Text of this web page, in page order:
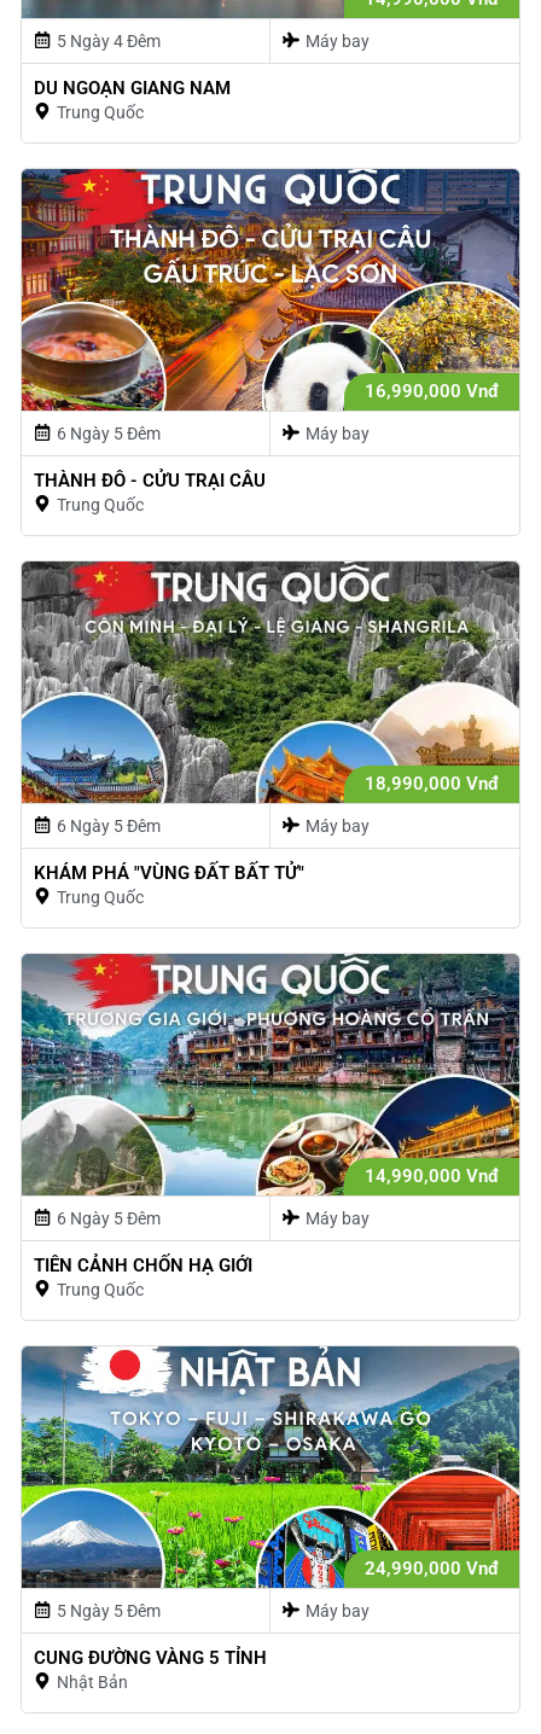
5 Ngày 4 Đêm Máy bay
DU NGOẠN GIANG NAM
Trung Quốc
16,990,000 Vnđ
6 Ngày 5 Đêm Máy bay
THÀNH ĐÔ - CỬU TRẠI CÂU
Trung Quốc
18,990,000 Vnđ
6 Ngày 5 Đêm Máy bay
KHÁM PHÁ "VÙNG ĐẤT BẤT TỬ"
Trung Quốc
14,990,000 Vnđ
6 Ngày 5 Đêm Máy bay
TIÊN CẢNH CHỐN HẠ GIỚI
Trung Quốc
24,990,000 Vnđ
5 Ngày 5 Đêm Máy bay
CUNG ĐƯỜNG VÀNG 5 TỈNH
Nhật Bản